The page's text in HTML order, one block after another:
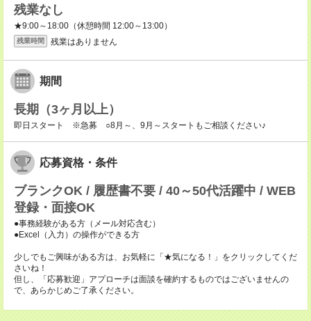
残業なし
★9:00～18:00（休憩時間 12:00～13:00）
残業時間 残業はありません
期間
長期（3ヶ月以上）
即日スタート ※急募 ○8月～、9月～スタートもご相談ください♪
応募資格・条件
ブランクOK / 履歴書不要 / 40～50代活躍中 / WEB
登録・面接OK
●事務経験がある方（メール対応含む）
●Excel（入力）の操作ができる方
少しでもご興味がある方は、お気軽に「★気になる！」をクリックしてくだ
さいね！
但し、「応募歓迎」アプローチは面談を確約するものではございませんの
で、あらかじめご了承ください。